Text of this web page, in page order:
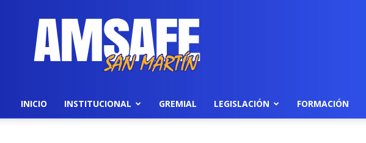
AMSAFE
INICIO INSTITUCIONAL GREMIAL LEGISLACIÓN FORMACIÓN